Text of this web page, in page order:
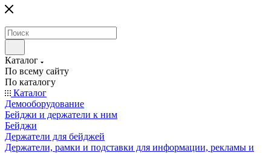
Каталог
По всему сайту
По каталогу
Каталог
Демооборудование
Бейджи и держатели к ним
Бейджи
Держатели для бейджей
Держатели, рамки и подставки для информации, рекламы и